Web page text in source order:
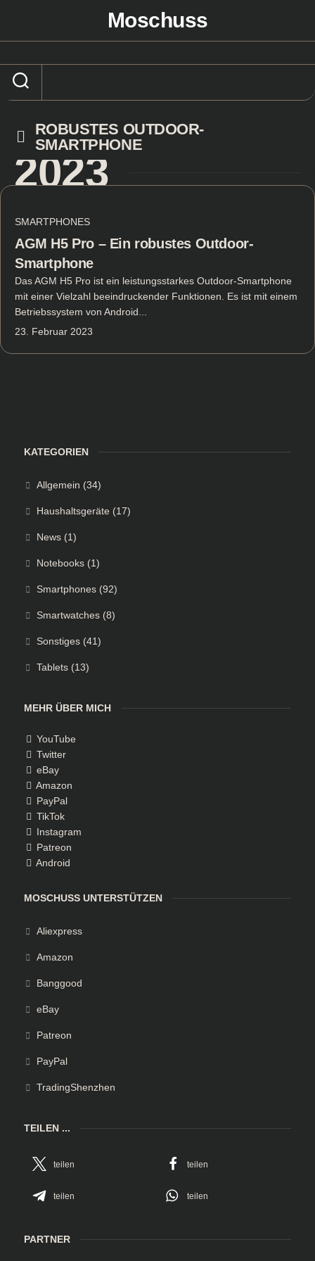
Moschuss
ROBUSTES OUTDOOR-
SMARTPHONE
2023
SMARTPHONES
AGM H5 Pro – Ein robustes Outdoor-
Smartphone
Das AGM H5 Pro ist ein leistungsstarkes Outdoor-Smartphone
mit einer Vielzahl beeindruckender Funktionen. Es ist mit einem
Betriebssystem von Android...
23. Februar 2023
KATEGORIEN
Allgemein (34)
Haushaltsgeräte (17)
News(1)
Notebooks(1)
Smartphones(92)
Smartwatches(8)
Sonstiges(41)
Tablets(13)
MEHR ÜBER MICH
YouTube
Twitter
eBay
Amazon
PayPal
TikTok
Instagram
Patreon
Android
MOSCHUSS UNTERSTÜTZEN
Aliexpress
Amazon
Banggood
eBay
Patreon
PayPal
TradingShenzhen
TEILEN ...
teilen teilen
teilen teilen
PARTNER